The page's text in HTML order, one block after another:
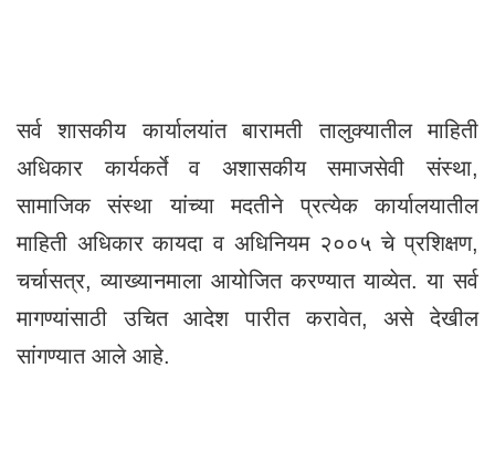
सर्व शासकीय कार्यालयांत बारामती तालुक्यातील माहिती
अधिकार कार्यकर्ते व अशासकीय समाजसेवी संस्था,
सामाजिक संस्था यांच्या मदतीने प्रत्येक कार्यालयातील
माहिती अधिकार कायदा व अधिनियम २००५ चे प्रशिक्षण,
चर्चासत्र, व्याख्यानमाला आयोजित करण्यात याव्येत. या सर्व
मागण्यांसाठी उचित आदेश पारीत करावेत, असे देखील
सांगण्यात आले आहे.